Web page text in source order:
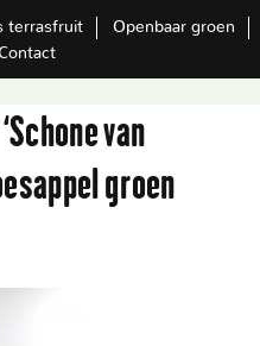
terrasfruit Openbaar groen
van
groen